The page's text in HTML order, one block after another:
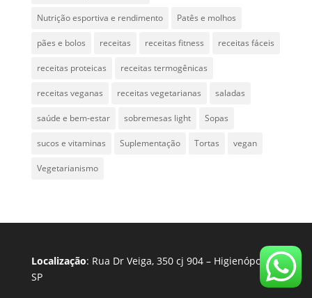
Nutrição esportiva e rendimento Patês e molhos
pães e bolos receitas receitas fitness receitas fáceis
receitas proteicas receitas termogênicas
receitas veganas receitas vegetarianas saladas
saúde e bem-estar sobremesas light Sopas
sucos e vitaminas Suplementação Tortas vegan
Vegetarianismo
Localização: Rua Dr Veiga, 350 cj 904 – Higienópolis –
SP